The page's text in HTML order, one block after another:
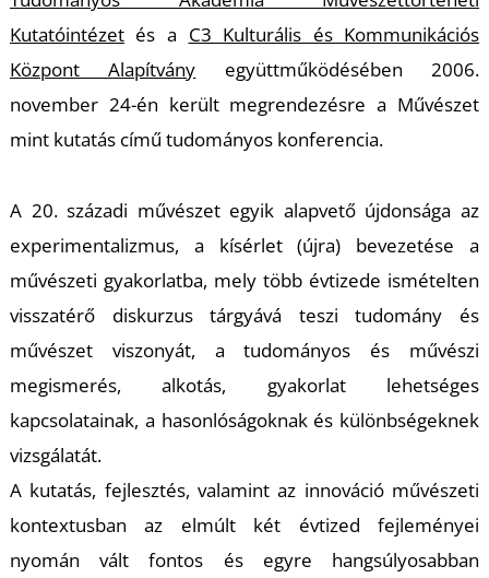
Kutatóintézetés a C3 Kulturális és Kommunikációs
Központ Alapítvány együttműködésében 2006.
november 24-én került megrendezésre a Művészet
mint kutatás című tudományos konferencia.
A 20. századi művészet egyik alapvető újdonsága az
experimentalizmus, a kísérlet (újra) bevezetése a
művészeti gyakorlatba, mely több évtizede ismételten
visszatérő diskurzus tárgyává teszi tudomány és
művészet viszonyát, a tudományos és művészi
megismerés, alkotás, gyakorlat lehetséges
kapcsolatainak, a hasonlóságoknak és különbségeknek
vizsgálatát.
A kutatás, fejlesztés, valamint az innováció művészeti
kontextusban az elmúlt két évtized fejleményei
nyomán vált fontos és egyre hangsúlyosabban